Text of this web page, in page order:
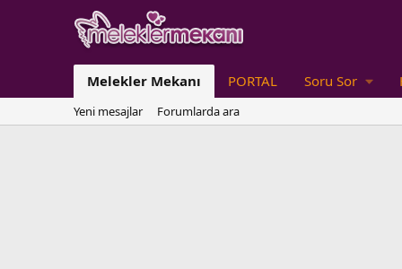
Melekler Mekanı PORTAL Soru Sor
Yeni mesajlar Forumlarda ara